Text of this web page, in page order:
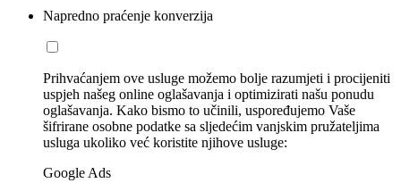
Napredno praćenje konverzija
Prihvaćanjem ove usluge možemo bolje razumjeti i procijeniti
uspjeh našeg online oglašavanja i optimizirati našu ponudu
oglašavanja. Kako bismo to učinili, uspoređujemo Vaše
šifrirane osobne podatke sa sljedećim vanjskim pružateljima
usluga ukoliko već koristite njihove usluge:
Google Ads